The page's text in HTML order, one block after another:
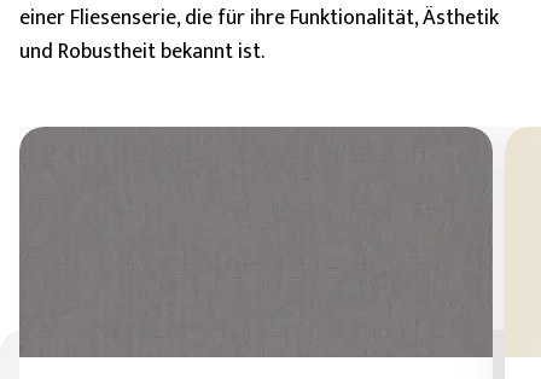
Wohnbereichen zu schaffen oder im Gegensatz dazu
Räume abzugrenzen und verschiedene
Außenbereich zu unterscheiden.
einer Fliesenserie, die für ihre Funktionalität, Ästhetik
und Robustheit bekannt ist.